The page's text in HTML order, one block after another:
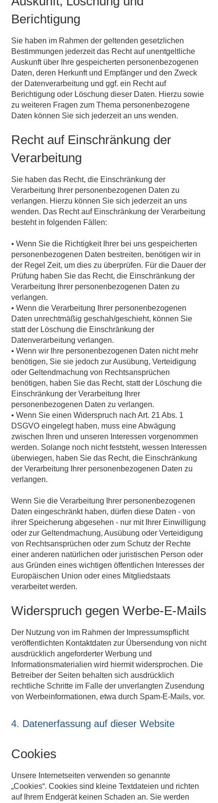
Berichtigung
Sie haben im Rahmen der geltenden gesetzlichen
Bestimmungen jederzeit das Recht auf unentgeltliche
Auskunft über Ihre gespeicherten personenbezogenen
Daten, deren Herkunft und Empfänger und den Zweck
der Datenverarbeitung und ggf. ein Recht auf
Berichtigung oder Löschung dieser Daten. Hierzu sowie
zu weiteren Fragen zum Thema personenbezogene
Daten können Sie sich jederzeit an uns wenden.
Recht auf Einschränkung der
Verarbeitung
Sie haben das Recht, die Einschränkung der
Verarbeitung Ihrer personenbezogenen Daten zu
verlangen. Hierzu können Sie sich jederzeit an uns
wenden. Das Recht auf Einschränkung der Verarbeitung
besteht in folgenden Fällen:
• Wenn Sie die Richtigkeit Ihrer bei uns gespeicherten
personenbezogenen Daten bestreiten, benötigen wir in
der Regel Zeit, um dies zu überprüfen. Für die Dauer der
Prüfung haben Sie das Recht, die Einschränkung der
Verarbeitung Ihrer personenbezogenen Daten zu
verlangen.
• Wenn die Verarbeitung Ihrer personenbezogenen
Daten unrechtmäßig geschah/geschieht, können Sie
statt der Löschung die Einschränkung der
Datenverarbeitung verlangen.
• Wenn wir Ihre personenbezogenen Daten nicht mehr
benötigen, Sie sie jedoch zur Ausübung, Verteidigung
oder Geltendmachung von Rechtsansprüchen
benötigen, haben Sie das Recht, statt der Löschung die
Einschränkung der Verarbeitung Ihrer
personenbezogenen Daten zu verlangen.
• Wenn Sie einen Widerspruch nach Art. 21 Abs. 1
DSGVO eingelegt haben, muss eine Abwägung
zwischen Ihren und unseren Interessen vorgenommen
werden. Solange noch nicht feststeht, wessen Interessen
überwiegen, haben Sie das Recht, die Einschränkung
der Verarbeitung Ihrer personenbezogenen Daten zu
verlangen.
Wenn Sie die Verarbeitung Ihrer personenbezogenen
Daten eingeschränkt haben, dürfen diese Daten - von
ihrer Speicherung abgesehen - nur mit Ihrer Einwilligung
oder zur Geltendmachung, Ausübung oder Verteidigung
von Rechtsansprüchen oder zum Schutz der Rechte
einer anderen natürlichen oder juristischen Person oder
aus Gründen eines wichtigen öffentlichen Interesses der
Europäischen Union oder eines Mitgliedstaats
verarbeitet werden.
Widerspruch gegen Werbe-E-Mails
Der Nutzung von im Rahmen der Impressumspflicht
veröffentlichten Kontaktdaten zur Übersendung von nicht
ausdrücklich angeforderter Werbung und
Informationsmaterialien wird hiermit widersprochen. Die
Betreiber der Seiten behalten sich ausdrücklich
rechtliche Schritte im Falle der unverlangten Zusendung
von Werbeinformationen, etwa durch Spam-E-Mails, vor.
4. Datenerfassung auf dieser Website
Cookies
Unsere Internetseiten verwenden so genannte
„Cookies“. Cookies sind kleine Textdateien und richten
auf Ihrem Endgerät keinen Schaden an. Sie werden